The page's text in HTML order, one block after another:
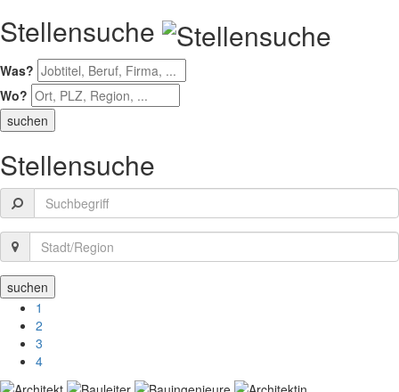
Stellensuche
Was?
Wo?
Stellensuche
1
2
3
4